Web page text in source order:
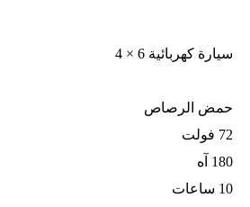
سيارة كهربائية 6 × 4
حمض الرصاص
72 فولت
180 آه
10 ساعات